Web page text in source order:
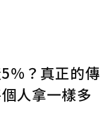
？真正的傳
人拿一樣多